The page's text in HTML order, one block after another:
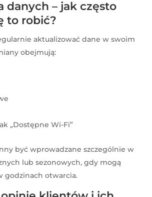
danych – jak często
to robić?
aktualizować dane w swoim
obejmują:
„Dostępne Wi-Fi”
być wprowadzane szczególnie w
lub sezonowych, gdy mogą
godzinach otwarcia.